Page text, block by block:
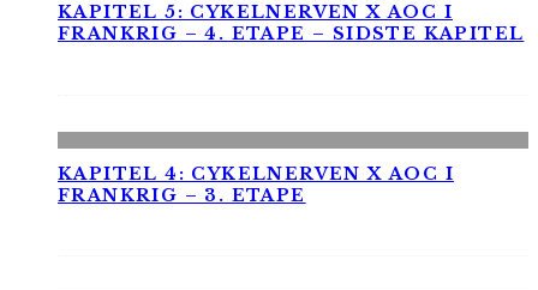
KAPITEL 5: CYKELNERVEN X AOC I
FRANKRIG – 4. ETAPE – SIDSTE KAPITEL
KAPITEL 4: CYKELNERVEN X AOC I
FRANKRIG – 3. ETAPE